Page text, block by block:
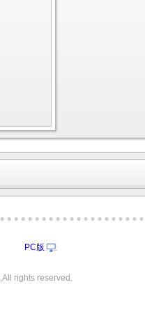
PC版
rights reserved.